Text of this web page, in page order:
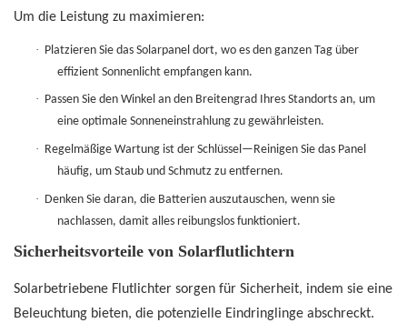
Um die Leistung zu maximieren:
· Platzieren Sie das Solarpanel dort, wo es den ganzen Tag über
effizient Sonnenlicht empfangen kann.
· Passen Sie den Winkel an den Breitengrad Ihres Standorts an, um
eine optimale Sonneneinstrahlung zu gewährleisten.
· Regelmäßige Wartung ist der Schlüssel—Reinigen Sie das Panel
häufig, um Staub und Schmutz zu entfernen.
· Denken Sie daran, die Batterien auszutauschen, wenn sie
nachlassen, damit alles reibungslos funktioniert.
Sicherheitsvorteile von Solarflutlichtern
Solarbetriebene Flutlichter sorgen für Sicherheit, indem sie eine
Beleuchtung bieten, die potenzielle Eindringlinge abschreckt.